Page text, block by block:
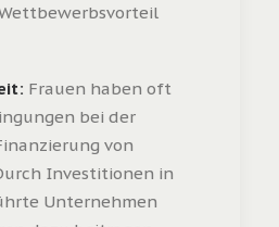
Frauen haben oft
bei der
von
Investitionen in
Unternehmen